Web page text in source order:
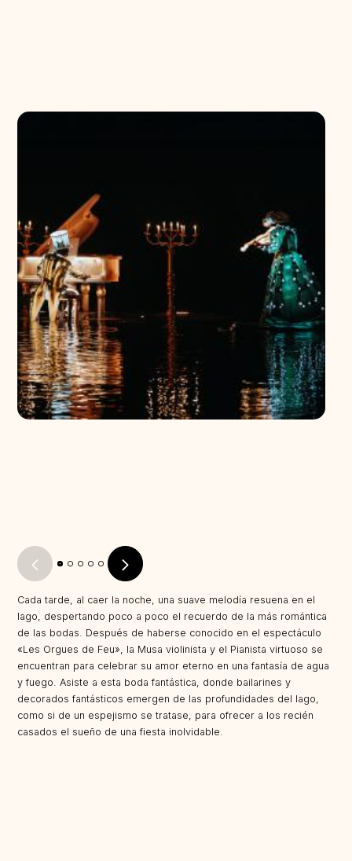
Cada tarde, al caer la noche, una suave melodía resuena en el
lago, despertando poco a poco el recuerdo de la más romántica
de las bodas. Después de haberse conocido en el espectáculo
«Les Orgues de Feu», la Musa violinista y el Pianista virtuoso se
encuentran para celebrar su amor eterno en una fantasía de agua
y fuego. Asiste a esta boda fantástica, donde bailarines y
decorados fantásticos emergen de las profundidades del lago,
como si de un espejismo se tratase, para ofrecer a los recién
casados el sueño de una fiesta inolvidable.